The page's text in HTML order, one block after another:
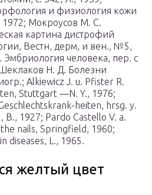
и физиология кожи
1972; Мокроусов М. С.
картина дистрофий
Вестн, дерм, и вен., №5,
Эмбриология человека, пер. с
Н. Д. Болезни
Alkiewiсz J. u. Pfister R.
Stuttgart —N. Y., 1976;
heiten, hrsg. y.
B., 1927; Pardo Castello V. a.
nails, Springfield, 1960;
diseases, L., 1965.
желтый цвет